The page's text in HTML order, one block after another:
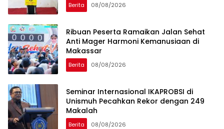
Berita 08/08/2026
Ribuan Peserta Ramaikan Jalan Sehat
Anti Mager Harmoni Kemanusiaan di
Makassar
Berita 08/08/2026
Seminar Internasional IKAPROBSI di
Unismuh Pecahkan Rekor dengan 249
Makalah
Berita 08/08/2026